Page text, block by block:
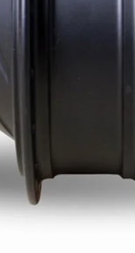
facultativo